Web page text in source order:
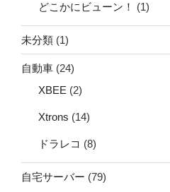
どこかにビューン！ (1)
未分類 (1)
自動車 (24)
XBEE (2)
Xtrons (14)
ドラレコ (8)
自宅サーバー (79)